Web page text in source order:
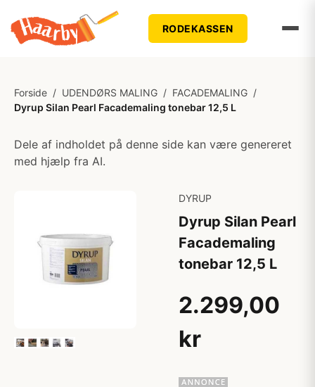
RODEKASSEN
Forside / UDENDØRS MALING / FACADEMALING /
Dyrup Silan Pearl Facademaling tonebar 12,5 L
Dele af indholdet på denne side kan være genereret
med hjælp fra AI.
DYRUP
Dyrup Silan Pearl
Facademaling
tonebar 12,5 L
2.299,00
kr